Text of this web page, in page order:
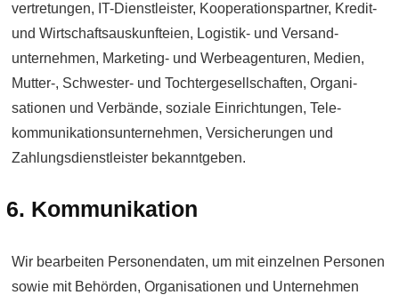
vertretungen, IT-Dienst­leister, Kooperations­partner, Kredit-
und Wirtschafts­auskunfteien, Logistik- und Versand­
unternehmen, Marketing- und Werbe­agenturen, Medien,
Mutter-, Schwester- und Tochter­gesell­schaften, Organi­
sationen und Verbände, soziale Ein­richtungen, Tele­
kommunikations­unternehmen, Ver­sicherungen und
Zahlungs­dienst­leister bekannt­geben.
6. Kommunikation
Wir bearbeiten Personen­daten, um mit einzelnen Personen
sowie mit Behörden, Organi­sationen und Unternehmen